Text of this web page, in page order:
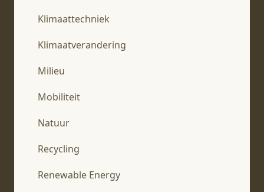
Klimaattechniek
Klimaatverandering
Milieu
Mobiliteit
Natuur
Recycling
Renewable Energy